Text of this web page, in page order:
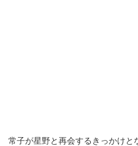
常子が星野と再会するきっかけと